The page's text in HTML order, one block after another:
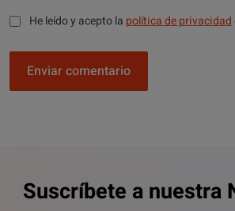
He leído y acepto la política de privacidad
Enviar comentario
Suscríbete a nuestra